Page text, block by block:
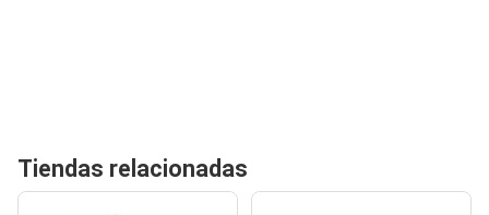
Tiendas relacionadas